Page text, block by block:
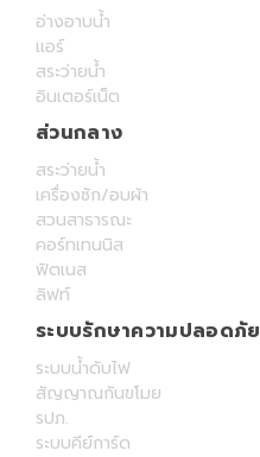
อ่างอาบน้ำ
แอร์
สระว่ายน้ำ
อินเตอร์เน็ต
ส่วนกลาง
สระว่ายน้ำ
เครื่องซัก/อบผ้า
สวนสาธารณะ
คอร์ทเทนนิส
ฟิตเนส
ลิฟท์
ระบบรักษาความปลอดภัย
ระบบน้ำดับไฟ
สัญญาณกันขโมย
รปภ.
ระบบคีย์การ์ด